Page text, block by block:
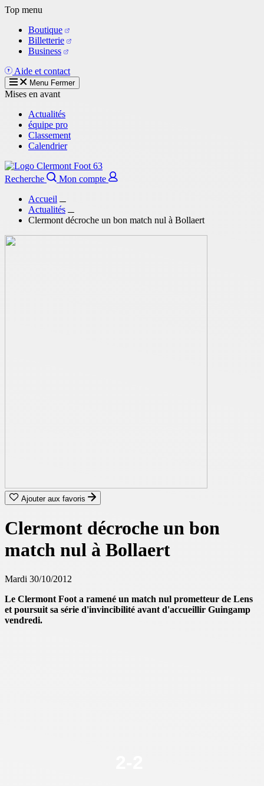
Aller
contenu
principal
Top menu
Boutique
Billetterie
Business
Aide et contact
Menu Fermer
Mises en avant
Actualités
équipe pro
Classement
Calendrier
Recherche
Mon compte
Accueil
Actualités
Clermont décroche un bon match nul à Bollaert
Ajouter aux favoris
Clermont décroche un bon
match nul à Bollaert
Mardi 30/10/2012
Le Clermont Foot a ramené un match nul prometteur de Lens
et poursuit sa série d'invincibilité avant d'accueillir Guingamp
vendredi.